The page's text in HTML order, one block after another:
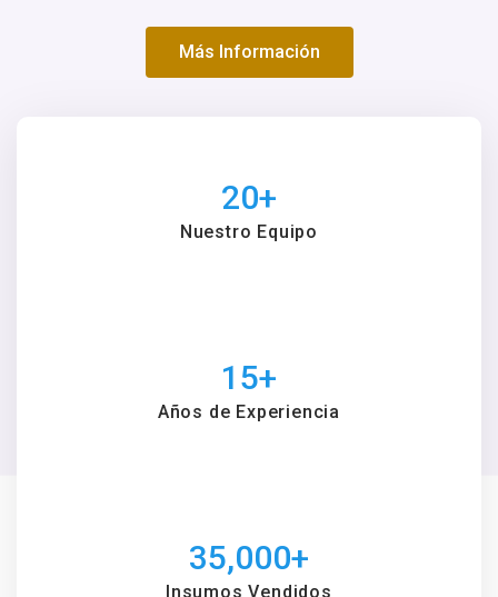
Más Información
20+
Nuestro Equipo
15+
Años de Experiencia
35,000+
Insumos Vendidos